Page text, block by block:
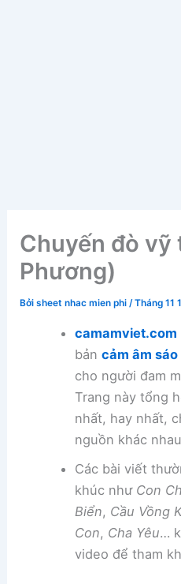
Chuyến đò vỹ
Phương)
Bởisheet nhac mien phi/Tháng 11
camamviet.com
bản cảm âm
cho người đam
Trang này tổng
nhất, hay nhất,
nguồn khác nhau
Các bài viết
khúc như Con
Biển, Cầu Vồng
Con, Cha Yêu…
video để tham